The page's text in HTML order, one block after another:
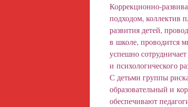
Коррекционно-
подходом, коллектив
развития детей,
в школе, проводится
успешно
и психологического
С детьми группы
образовательный и
обеспечивают